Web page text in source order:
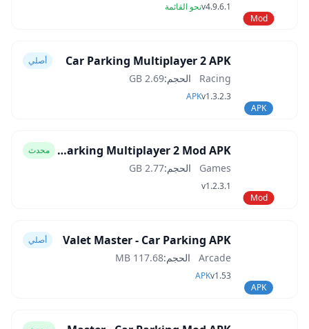
Mod
v4.9.6.1نحو القائمة
APK
Car Parking Multiplayer 2 APK أصلي
Racing الحجم:2.69 GB
v1.3.2.3
APK
Mod
Car Parking Multiplayer 2 Mod APK محدث
Games الحجم:2.77 GB
v1.2.3.1
APK
Valet Master - Car Parking APK أصلي
Arcade الحجم:117.68 MB
v1.53
APK